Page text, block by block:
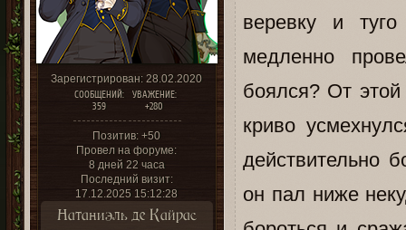
Зарегистрирован: 28.02.2020
СООБЩЕНИЙ:
359
УВАЖЕНИЕ:
+280
Позитив: +50
Провел на форуме:
8 дней 22 часа
Последний визит:
17.12.2025 15:12:28
Натаниэль де Кайрас
веревку и
медленно
боялся? От
криво
действительно
он пал ниже